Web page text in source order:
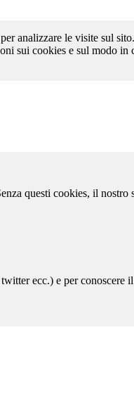
analizzare le visite sul
sui cookies e sul modo in
questi cookies, il nostro
ecc.) e per conoscere